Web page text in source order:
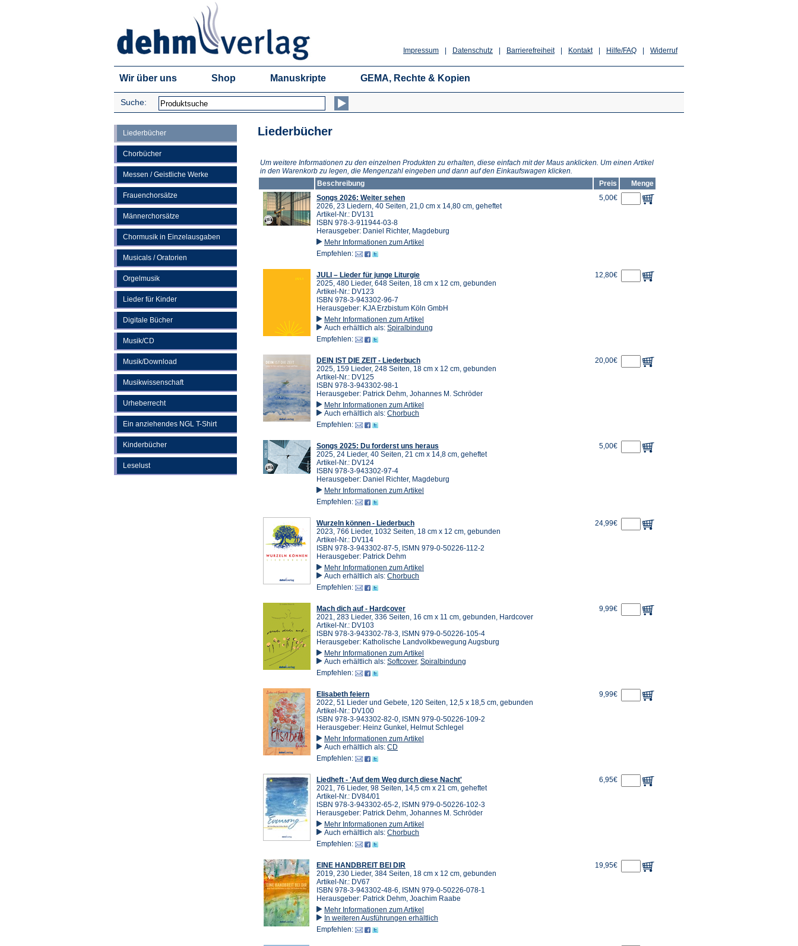
Widerruf
Hilfe/FAQ
Kontakt
Barrierefreiheit
Datenschutz
Impressum
Wir über uns Shop Manuskripte GEMA, Rechte & Kopien
Suche:
Liederbücher
Chorbücher
Messen / Geistliche Werke
Frauenchorsätze
Männerchorsätze
Chormusik in Einzelausgaben
Musicals / Oratorien
Orgelmusik
Lieder für Kinder
Digitale Bücher
Musik/CD
Musik/Download
Musikwissenschaft
Urheberrecht
Ein anziehendes NGL T-Shirt
Kinderbücher
Leselust
Liederbücher
Um weitere Informationen zu den einzelnen Produkten zu erhalten, diese einfach mit der Maus anklicken. Um einen Artikel
in den Warenkorb zu legen, die Mengenzahl eingeben und dann auf den Einkaufswagen klicken.
Beschreibung
Preis
Menge
Songs 2026: Weiter sehen
2026, 23 Liedern, 40 Seiten, 21,0 cm x 14,80 cm, geheftet
Artikel-Nr.: DV131
ISBN 978-3-911944-03-8
Herausgeber: Daniel Richter, Magdeburg
Mehr Informationen zum Artikel
Empfehlen:
5,00€
JULI – Lieder für junge Liturgie
2025, 480 Lieder, 648 Seiten, 18 cm x 12 cm, gebunden
Artikel-Nr.: DV123
ISBN 978-3-943302-96-7
Herausgeber: KJA Erzbistum Köln GmbH
Mehr Informationen zum Artikel
Auch erhältlich als: Spiralbindung
Empfehlen:
12,80€
DEIN IST DIE ZEIT - Liederbuch
2025, 159 Lieder, 248 Seiten, 18 cm x 12 cm, gebunden
Artikel-Nr.: DV125
ISBN 978-3-943302-98-1
Herausgeber: Patrick Dehm, Johannes M. Schröder
Mehr Informationen zum Artikel
Auch erhältlich als: Chorbuch
Empfehlen:
20,00€
Songs 2025: Du forderst uns heraus
2025, 24 Lieder, 40 Seiten, 21 cm x 14,8 cm, geheftet
Artikel-Nr.: DV124
ISBN 978-3-943302-97-4
Herausgeber: Daniel Richter, Magdeburg
Mehr Informationen zum Artikel
Empfehlen:
5,00€
Wurzeln können - Liederbuch
2023, 766 Lieder, 1032 Seiten, 18 cm x 12 cm, gebunden
Artikel-Nr.: DV114
ISBN 978-3-943302-87-5, ISMN 979-0-50226-112-2
Herausgeber: Patrick Dehm
Mehr Informationen zum Artikel
Auch erhältlich als: Chorbuch
Empfehlen:
24,99€
Mach dich auf - Hardcover
2021, 283 Lieder, 336 Seiten, 16 cm x 11 cm, gebunden, Hardcover
Artikel-Nr.: DV103
ISBN 978-3-943302-78-3, ISMN 979-0-50226-105-4
Herausgeber: Katholische Landvolkbewegung Augsburg
Mehr Informationen zum Artikel
Auch erhältlich als: Softcover, Spiralbindung
Empfehlen:
9,99€
Elisabeth feiern
2022, 51 Lieder und Gebete, 120 Seiten, 12,5 x 18,5 cm, gebunden
Artikel-Nr.: DV100
ISBN 978-3-943302-82-0, ISMN 979-0-50226-109-2
Herausgeber: Heinz Gunkel, Helmut Schlegel
Mehr Informationen zum Artikel
Auch erhältlich als: CD
Empfehlen:
9,99€
Liedheft - 'Auf dem Weg durch diese Nacht'
2021, 76 Lieder, 98 Seiten, 14,5 cm x 21 cm, geheftet
Artikel-Nr.: DV84/01
ISBN 978-3-943302-65-2, ISMN 979-0-50226-102-3
Herausgeber: Patrick Dehm, Johannes M. Schröder
Mehr Informationen zum Artikel
Auch erhältlich als: Chorbuch
Empfehlen:
6,95€
EINE HANDBREIT BEI DIR
2019, 230 Lieder, 384 Seiten, 18 cm x 12 cm, gebunden
Artikel-Nr.: DV67
ISBN 978-3-943302-48-6, ISMN 979-0-50226-078-1
Herausgeber: Patrick Dehm, Joachim Raabe
Mehr Informationen zum Artikel
In weiteren Ausführungen erhältlich
Empfehlen:
19,95€